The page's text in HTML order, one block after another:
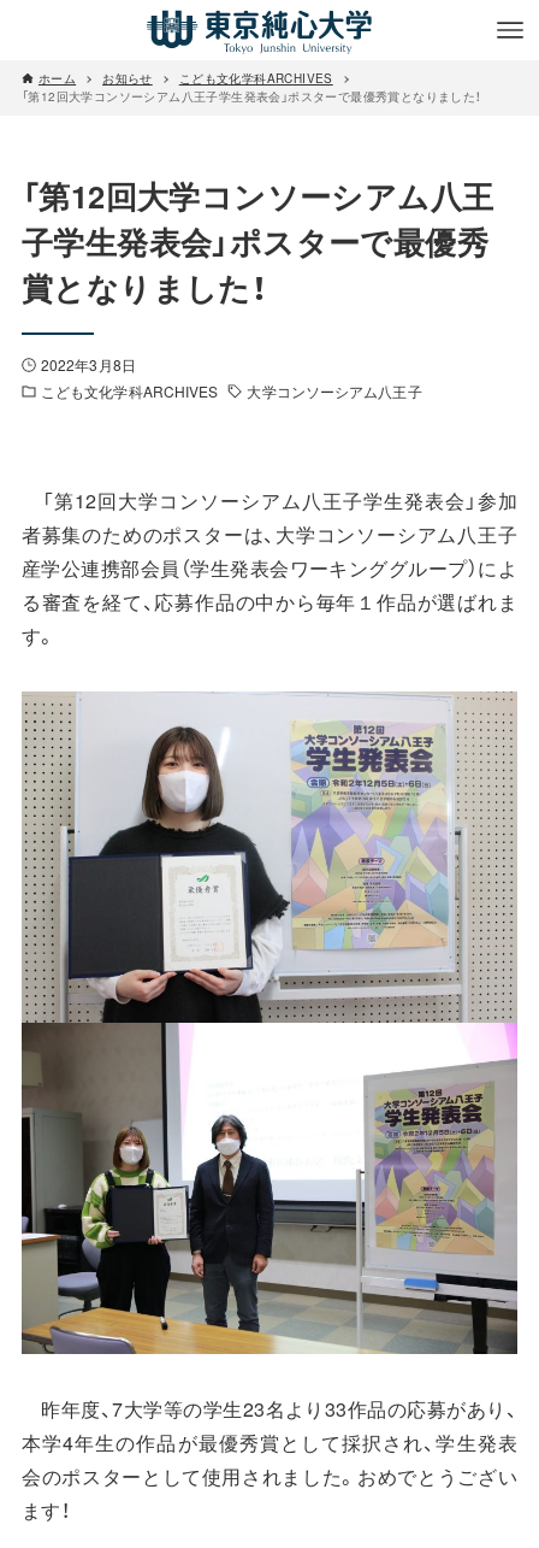
ホーム お知らせ
こども文化学科ARCHIVES
「第12回大学コンソーシアム八王子学生発表会」ポスターで最優秀賞となりました！
「第12回大学コンソーシアム八王
子学生発表会」ポスターで最優秀
賞となりました！
2022年3月8日
こども文化学科ARCHIVES
大学コンソーシアム八王子
「第12回大学コンソーシアム八王子学生発表会」参加
者募集のためのポスターは、大学コンソーシアム八王子
産学公連携部会員（学生発表会ワーキンググループ）によ
る審査を経て、応募作品の中から毎年１作品が選ばれま
す。
昨年度、7大学等の学生23名より33作品の応募があり、
本学4年生の作品が最優秀賞として採択され、学生発表
会のポスターとして使用されました。おめでとうござい
ます！